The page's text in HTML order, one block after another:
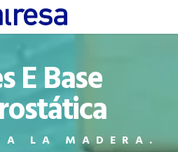
E Base
LA MADERA.